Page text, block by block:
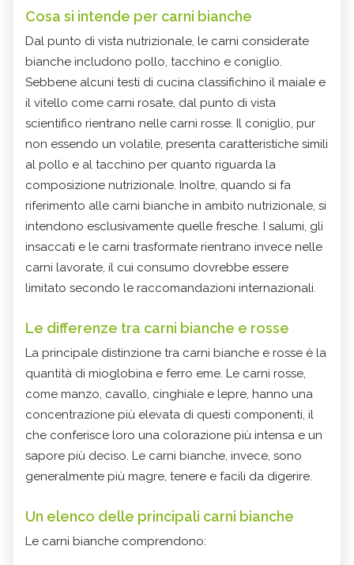
Cosa si intende per carni bianche
Dal punto di vista nutrizionale, le carni considerate
bianche includono pollo, tacchino e coniglio.
Sebbene alcuni testi di cucina classifichino il maiale e
il vitello come carni rosate, dal punto di vista
scientifico rientrano nelle carni rosse. Il coniglio, pur
non essendo un volatile, presenta caratteristiche simili
al pollo e al tacchino per quanto riguarda la
composizione nutrizionale. Inoltre, quando si fa
riferimento alle carni bianche in ambito nutrizionale, si
intendono esclusivamente quelle fresche. I salumi, gli
insaccati e le carni trasformate rientrano invece nelle
carni lavorate, il cui consumo dovrebbe essere
limitato secondo le raccomandazioni internazionali.
Le differenze tra carni bianche e rosse
La principale distinzione tra carni bianche e rosse è la
quantità di mioglobina e ferro eme. Le carni rosse,
come manzo, cavallo, cinghiale e lepre, hanno una
concentrazione più elevata di questi componenti, il
che conferisce loro una colorazione più intensa e un
sapore più deciso. Le carni bianche, invece, sono
generalmente più magre, tenere e facili da digerire.
Un elenco delle principali carni bianche
Le carni bianche comprendono: